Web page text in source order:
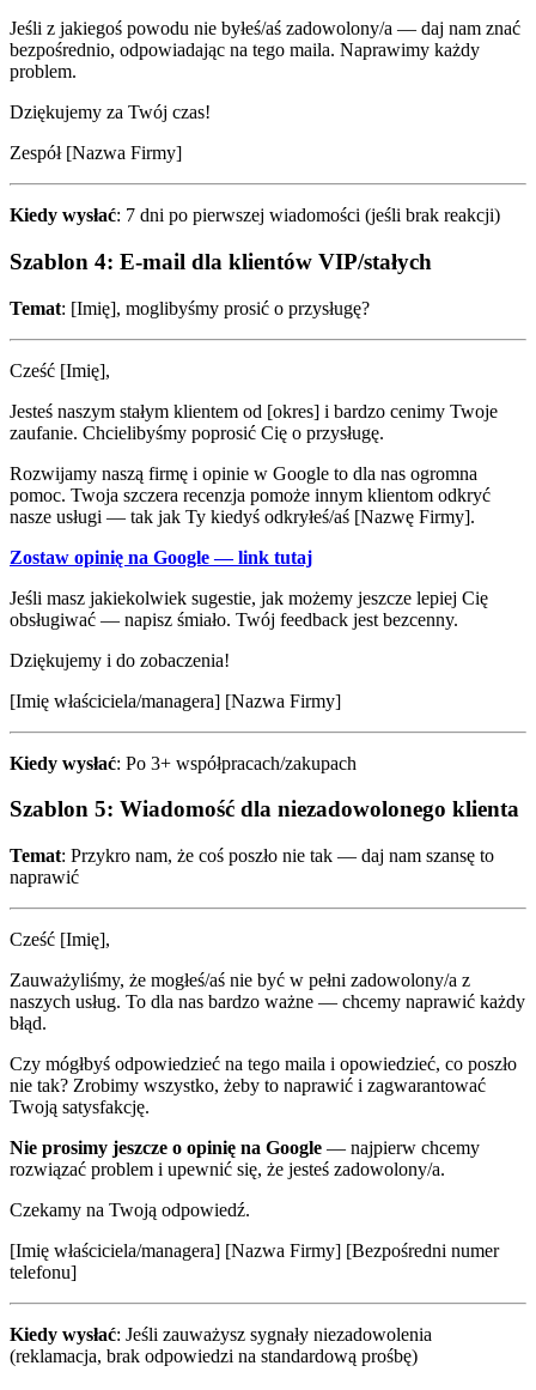
Jeśli z jakiegoś powodu nie byłeś/aś zadowolony/a — daj nam znać
bezpośrednio, odpowiadając na tego maila. Naprawimy każdy
problem.
Dziękujemy za Twój czas!
Zespół [Nazwa Firmy]
Kiedy wysłać: 7 dni po pierwszej wiadomości (jeśli brak reakcji)
Szablon 4: E-mail dla klientów VIP/stałych
Temat: [Imię], moglibyśmy prosić o przysługę?
Cześć [Imię],
Jesteś naszym stałym klientem od [okres] i bardzo cenimy Twoje
zaufanie. Chcielibyśmy poprosić Cię o przysługę.
Rozwijamy naszą firmę i opinie w Google to dla nas ogromna
pomoc. Twoja szczera recenzja pomoże innym klientom odkryć
nasze usługi — tak jak Ty kiedyś odkryłeś/aś [Nazwę Firmy].
Zostaw opinię na Google — link tutaj
Jeśli masz jakiekolwiek sugestie, jak możemy jeszcze lepiej Cię
obsługiwać — napisz śmiało. Twój feedback jest bezcenny.
Dziękujemy i do zobaczenia!
[Imię właściciela/managera] [Nazwa Firmy]
Kiedy wysłać: Po 3+ współpracach/zakupach
Szablon 5: Wiadomość dla niezadowolonego klienta
Temat: Przykro nam, że coś poszło nie tak — daj nam szansę to
naprawić
Cześć [Imię],
Zauważyliśmy, że mogłeś/aś nie być w pełni zadowolony/a z
naszych usług. To dla nas bardzo ważne — chcemy naprawić każdy
błąd.
Czy mógłbyś odpowiedzieć na tego maila i opowiedzieć, co poszło
nie tak? Zrobimy wszystko, żeby to naprawić i zagwarantować
Twoją satysfakcję.
Nie prosimy jeszcze o opinię na Google — najpierw chcemy
rozwiązać problem i upewnić się, że jesteś zadowolony/a.
Czekamy na Twoją odpowiedź.
[Imię właściciela/managera] [Nazwa Firmy] [Bezpośredni numer
telefonu]
Kiedy wysłać: Jeśli zauważysz sygnały niezadowolenia
(reklamacja, brak odpowiedzi na standardową prośbę)